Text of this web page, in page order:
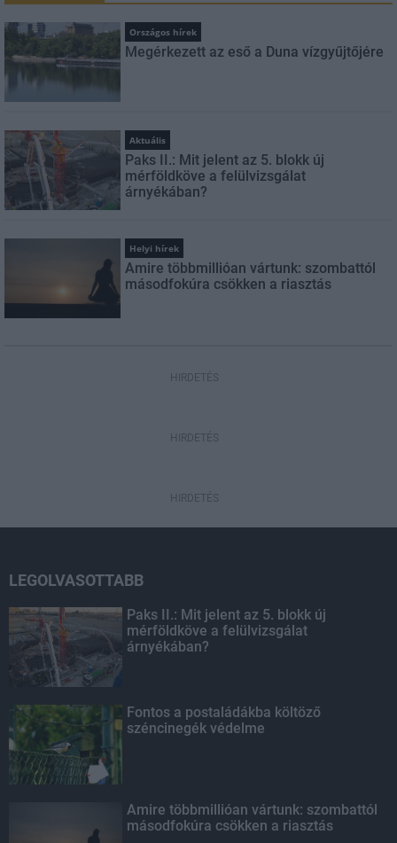
Országos hírek
Megérkezett az eső a Duna vízgyűjtőjére
Aktuális
Paks II.: Mit jelent az 5. blokk új
mérföldköve a felülvizsgálat
árnyékában?
Helyi hírek
Amire többmillióan vártunk: szombattól
másodfokúra csökken a riasztás
HIRDETÉS
HIRDETÉS
HIRDETÉS
LEGOLVASOTTABB
Paks II.: Mit jelent az 5. blokk új
mérföldköve a felülvizsgálat
árnyékában?
Fontos a postaládákba költöző
széncinegék védelme
Amire többmillióan vártunk: szombattól
másodfokúra csökken a riasztás